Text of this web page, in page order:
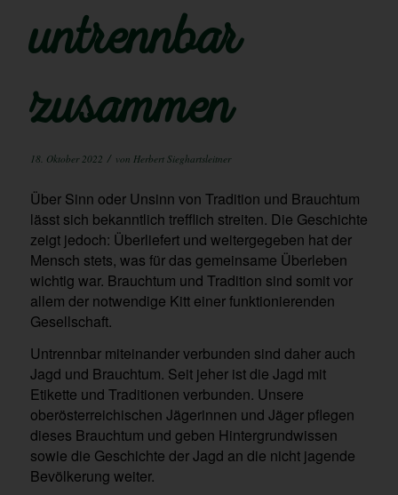
untrennbar
zusammen
18. Oktober 2022 / von Herbert Sieghartsleitner
Über Sinn oder Unsinn von Tradition und Brauchtum
lässt sich bekanntlich trefflich streiten. Die Geschichte
zeigt jedoch: Überliefert und weitergegeben hat der
Mensch stets, was für das gemeinsame Überleben
wichtig war. Brauchtum und Tradition sind somit vor
allem der notwendige Kitt einer funktionierenden
Gesellschaft.
Untrennbar miteinander verbunden sind daher auch
Jagd und Brauchtum. Seit jeher ist die Jagd mit
Etikette und Traditionen verbunden. Unsere
oberösterreichischen Jägerinnen und Jäger pflegen
dieses Brauchtum und geben Hintergrundwissen
sowie die Geschichte der Jagd an die nicht jagende
Bevölkerung weiter.